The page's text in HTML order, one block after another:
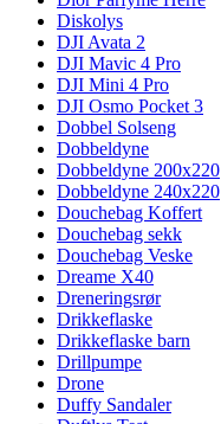
Diskolys
DJI Avata 2
DJI Mavic 4 Pro
DJI Mini 4 Pro
DJI Osmo Pocket 3
Dobbel Solseng
Dobbeldyne
Dobbeldyne 200x220
Dobbeldyne 240x220
Douchebag Koffert
Douchebag sekk
Douchebag Veske
Dreame X40
Dreneringsrør
Drikkeflaske
Drikkeflaske barn
Drillpumpe
Drone
Duffy Sandaler